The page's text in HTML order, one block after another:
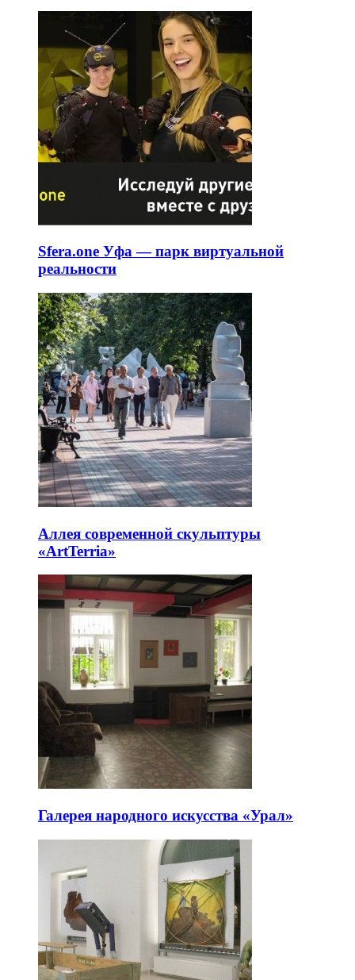
Sfera.one Уфа — парк виртуальной
реальности
Аллея современной скульптуры
«ArtTerria»
Галерея народного искусства «Урал»